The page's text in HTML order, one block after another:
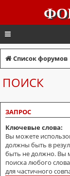
Список форумов
ПОИСК
ЗАПРОС
Ключевые слова:
Вы можете
должны быть в
быть не должно. Вы
поиска любого
для частичного